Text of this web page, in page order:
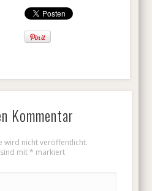
Kommentar
wird nicht veröffentlicht.
mit* markiert